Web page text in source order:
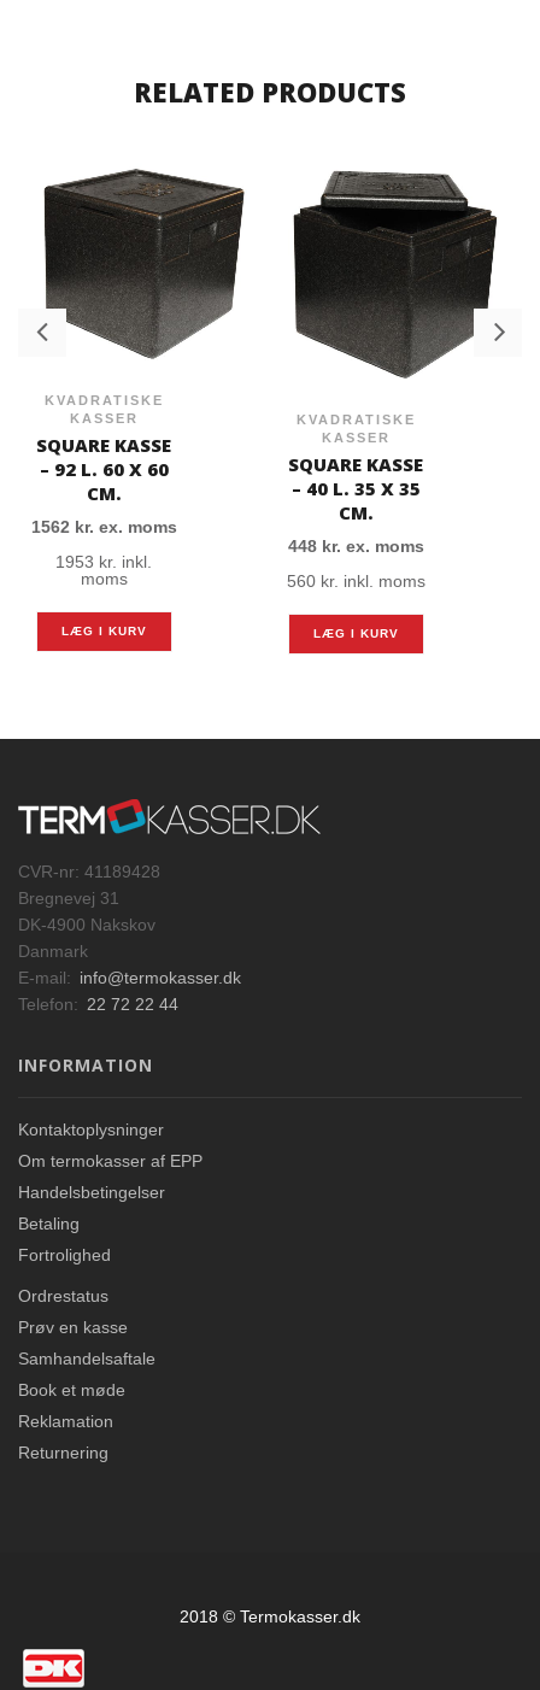
RELATED PRODUCTS
KVADRATISKE
KASSER
SQUARE KASSE
– 92 L. 60 X 60
CM.
1562 kr. ex. moms
1953 kr. inkl.
moms
LÆG I KURV
KVADRATISKE
KASSER
SQUARE KASSE
– 40 L. 35 X 35
CM.
448 kr. ex. moms
560 kr. inkl. moms
LÆG I KURV
CVR-nr: 41189428
Bregnevej 31
DK-4900 Nakskov
Danmark
E-mail: info@termokasser.dk
Telefon: 22 72 22 44
INFORMATION
Kontaktoplysninger
Om termokasser af EPP
Handelsbetingelser
Betaling
Fortrolighed
Ordrestatus
Prøv en kasse
Samhandelsaftale
Book et møde
Reklamation
Returnering
2018 © Termokasser.dk